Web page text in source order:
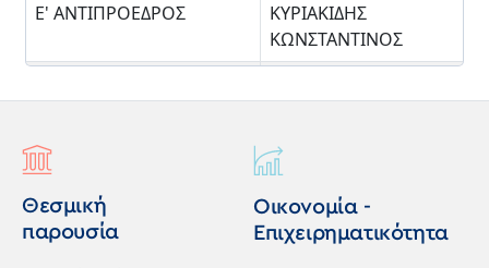
Ε' ΑΝΤΙΠΡΟΕΔΡΟΣ
ΚΥΡΙΑΚΙΔΗΣ
ΚΩΝΣΤΑΝΤΙΝΟΣ
Α' ΑΝΑΠΛΗΡΩΤΗΣ
ΓΕΝΙΚΟΣ ΓΡΑΜΜΑΤΕΑΣ
ΚΟΝΤΟΥΣΙΑΣ
ΔΗΜΗΤΡΙΟΣ
Β' ΑΝΑΠΛΗΡΩΤΗΣ
ΕΥΑΓΓΕΛΟΠΟΥΛΟΣ
ΣΟΛΩΝ
Θεσμική
παρουσία
Οικονομία -
Επιχειρηματικότητα